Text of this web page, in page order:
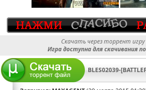
Скачать через торрент
Игра доступна для скачивания
BLES02039-